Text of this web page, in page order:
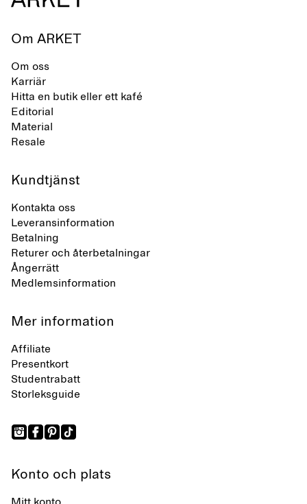
Om ARKET
Om oss
Karriär
Hitta en butik eller ett kafé
Editorial
Material
Resale
Kundtjänst
Kontakta oss
Leveransinformation
Betalning
Returer och återbetalningar
Ångerrätt
Medlemsinformation
Mer information
Affiliate
Presentkort
Studentrabatt
Storleksguide
Konto och plats